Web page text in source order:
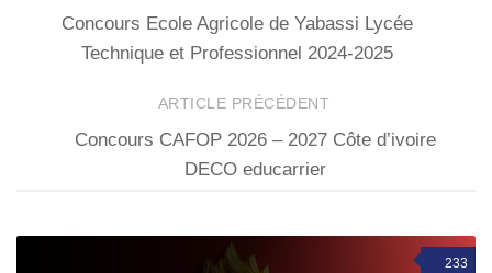
Concours Ecole Agricole de Yabassi Lycée
Technique et Professionnel 2024-2025
ARTICLE PRÉCÉDENT
Concours CAFOP 2026 – 2027 Côte d’ivoire
DECO educarrier
233